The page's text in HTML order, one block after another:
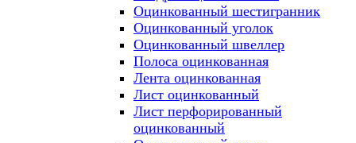
Оцинкованный шестигранник
Оцинкованный уголок
Оцинкованный швеллер
Полоса оцинкованная
Лента оцинкованная
Лист оцинкованный
Лист перфорированный
оцинкованный